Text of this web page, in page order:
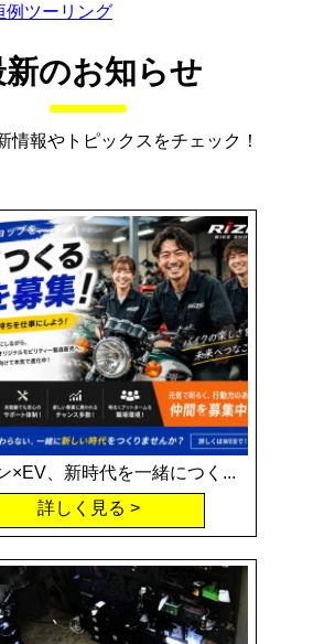
例ツーリング
新のお知らせ
情報やトピックスをチェック！
×EV、新時代を一緒につく...
詳しく見る